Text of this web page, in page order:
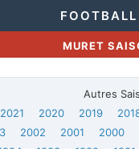
MURET
Autres
2021 2020 2019
2002 2001 2000